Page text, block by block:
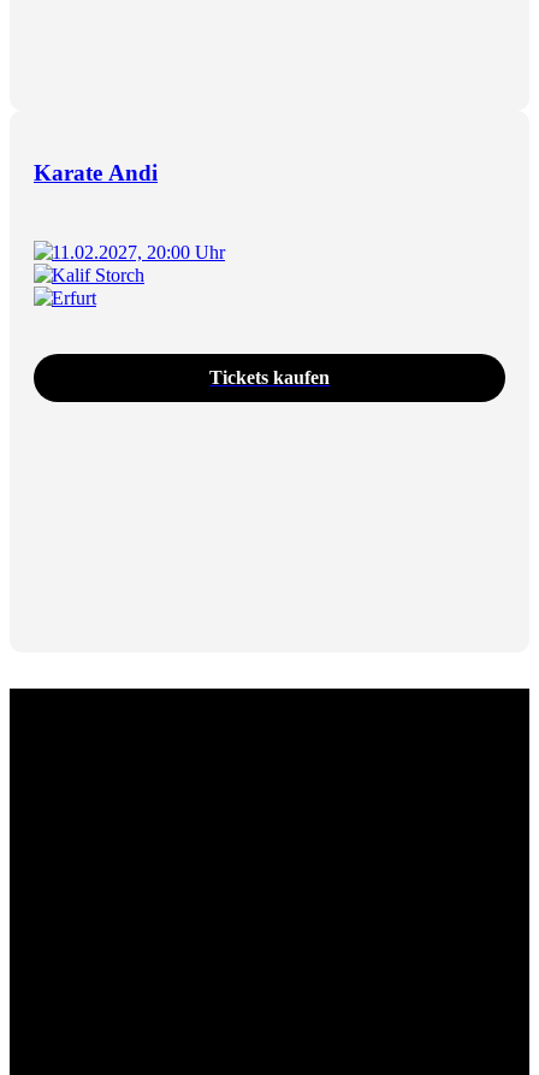
Karate Andi
11.02.2027, 20:00 Uhr
Kalif Storch
Erfurt
Tickets kaufen